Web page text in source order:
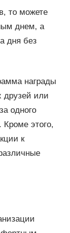
то можете
днем, а
дня без
награды
друзей или
одного
Кроме этого,
к